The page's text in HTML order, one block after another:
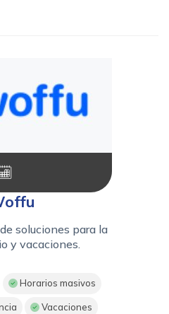
soluciones para la
y vacaciones.
Horarios masivos
Vacaciones